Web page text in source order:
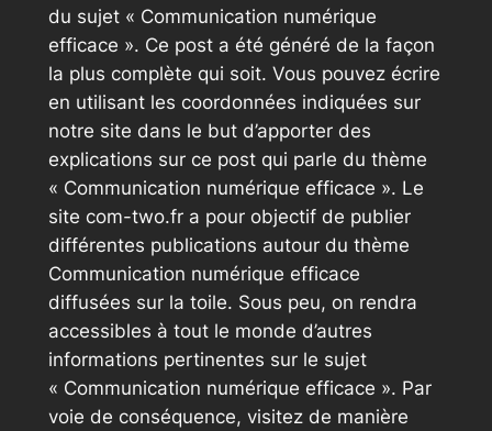
du sujet « Communication numérique
efficace ». Ce post a été généré de la façon
la plus complète qui soit. Vous pouvez écrire
en utilisant les coordonnées indiquées sur
notre site dans le but d’apporter des
explications sur ce post qui parle du thème
« Communication numérique efficace ». Le
site com-two.fr a pour objectif de publier
différentes publications autour du thème
Communication numérique efficace
diffusées sur la toile. Sous peu, on rendra
accessibles à tout le monde d’autres
informations pertinentes sur le sujet
« Communication numérique efficace ». Par
voie de conséquence, visitez de manière